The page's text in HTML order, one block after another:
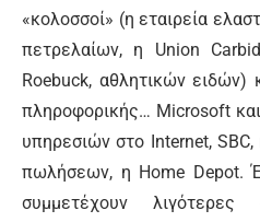
«κολοσσοί» (η εταιρεία
πετρελαίων, η Union
Roebuck, αθλητικών ειδών)
πληροφορικής… Microsoft
υπηρεσιών στο Internet, SBC,
πωλήσεων, η Home Depot.
συμμετέχουν